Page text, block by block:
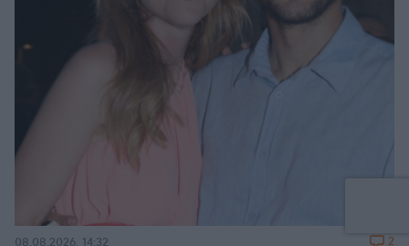
08.08.2026, 14:32 2